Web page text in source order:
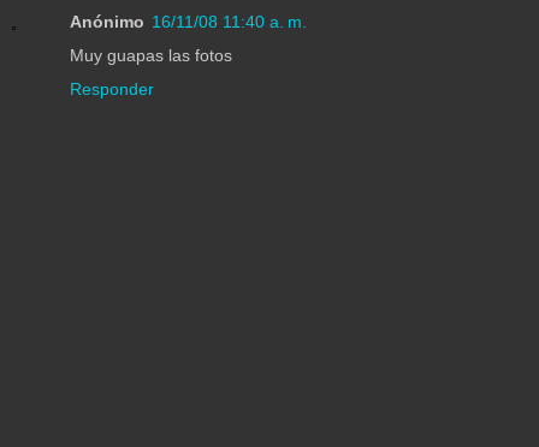
Anónimo 16/11/08 11:40 a. m.
Muy guapas las fotos
Responder